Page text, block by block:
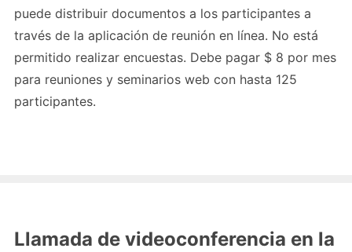
puede distribuir documentos a los participantes a
través de la aplicación de reunión en línea. No está
permitido realizar encuestas. Debe pagar $ 8 por mes
para reuniones y seminarios web con hasta 125
participantes.
Llamada de videoconferencia en la